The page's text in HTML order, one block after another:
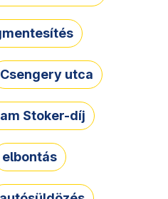
Csengery utca
Stoker-díj
elbontás